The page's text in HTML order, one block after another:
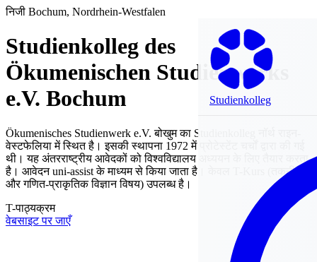
Studienkolleg
निजी Bochum, Nordrhein-Westfalen
Studienkolleg des
Ökumenischen Studienwerks
e.V. Bochum
Ökumenisches Studienwerk e.V. बोखुम का Studienkolleg नॉर्थ राइन-
वेस्टफेलिया में स्थित है। इसकी स्थापना 1972 में प्रोटेस्टेंट चर्चों द्वारा की गई
थी। यह अंतरराष्ट्रीय आवेदकों को विश्वविद्यालय अध्ययन के लिए तैयार करता
है। आवेदन uni-assist के माध्यम से किया जाता है। केवल T-Kurs (तकनीकी
और गणित-प्राकृतिक विज्ञान विषय) उपलब्ध है।
T-पाठ्यक्रम
वेबसाइट पर जाएँ